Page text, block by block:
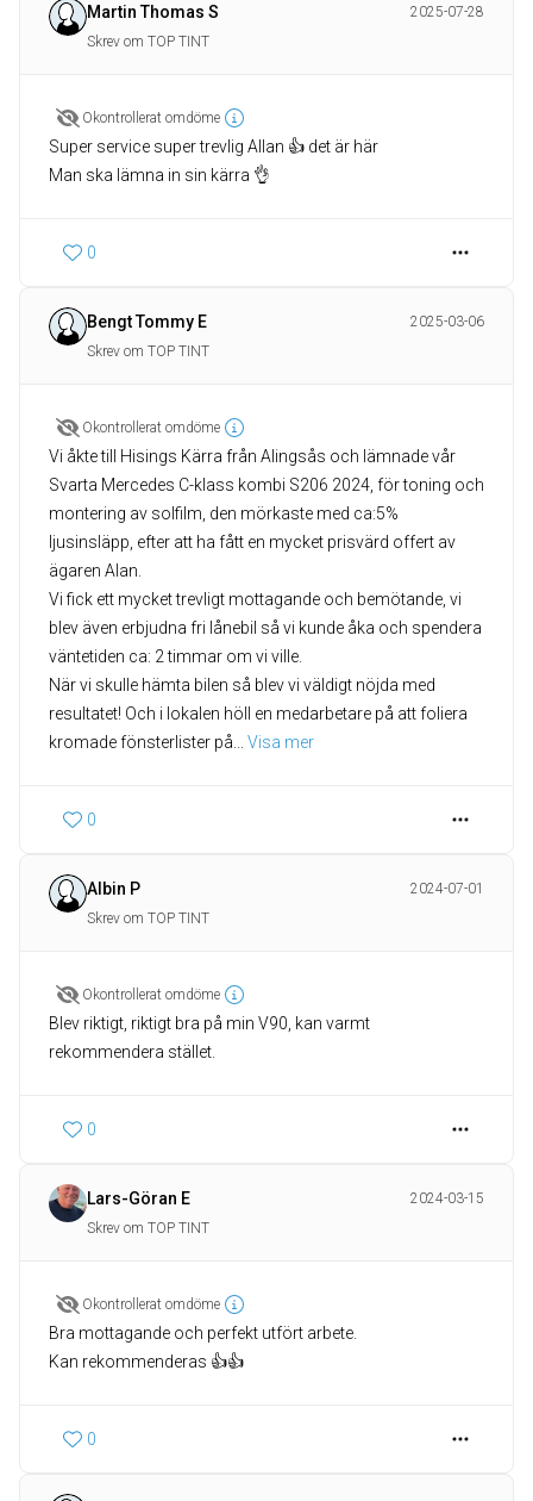
Martin Thomas S
2025-07-28
Skrev om TOP TINT
Okontrollerat omdöme
Super service super trevlig Allan 👍 det är här
Man ska lämna in sin kärra 👌
0
Bengt Tommy E
2025-03-06
Skrev om TOP TINT
Okontrollerat omdöme
Vi åkte till Hisings Kärra från Alingsås och lämnade vår
Svarta Mercedes C-klass kombi S206 2024, för toning och
montering av solfilm, den mörkaste med ca:5%
ljusinsläpp, efter att ha fått en mycket prisvärd offert av
ägaren Alan.
Vi fick ett mycket trevligt mottagande och bemötande, vi
blev även erbjudna fri lånebil så vi kunde åka och spendera
väntetiden ca: 2 timmar om vi ville.
När vi skulle hämta bilen så blev vi väldigt nöjda med
resultatet! Och i lokalen höll en medarbetare på att foliera
kromade fönsterlister på
Visa mer
0
Albin P
2024-07-01
Skrev om TOP TINT
Okontrollerat omdöme
Blev riktigt, riktigt bra på min V90, kan varmt
rekommendera stället.
0
Lars-Göran E
2024-03-15
Skrev om TOP TINT
Okontrollerat omdöme
Bra mottagande och perfekt utfört arbete.
Kan rekommenderas 👍👍
0